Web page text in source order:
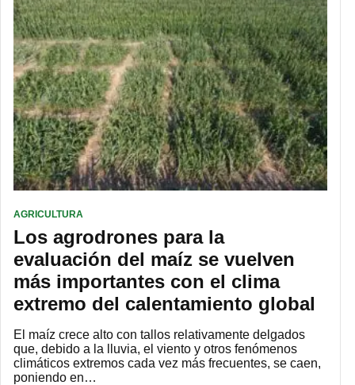
AGRICULTURA
Los agrodrones para la
evaluación del maíz se vuelven
más importantes con el clima
extremo del calentamiento global
El maíz crece alto con tallos relativamente delgados
que, debido a la lluvia, el viento y otros fenómenos
climáticos extremos cada vez más frecuentes, se caen,
poniendo en…